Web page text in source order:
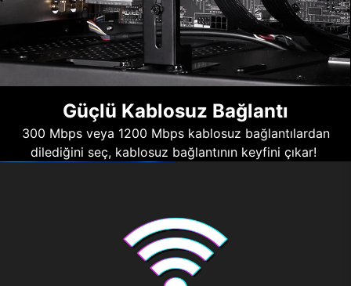
Güçlü Kablosuz Bağlantı
300 Mbps veya 1200 Mbps kablosuz bağlantılardan
dilediğini seç, kablosuz bağlantının keyfini çıkar!